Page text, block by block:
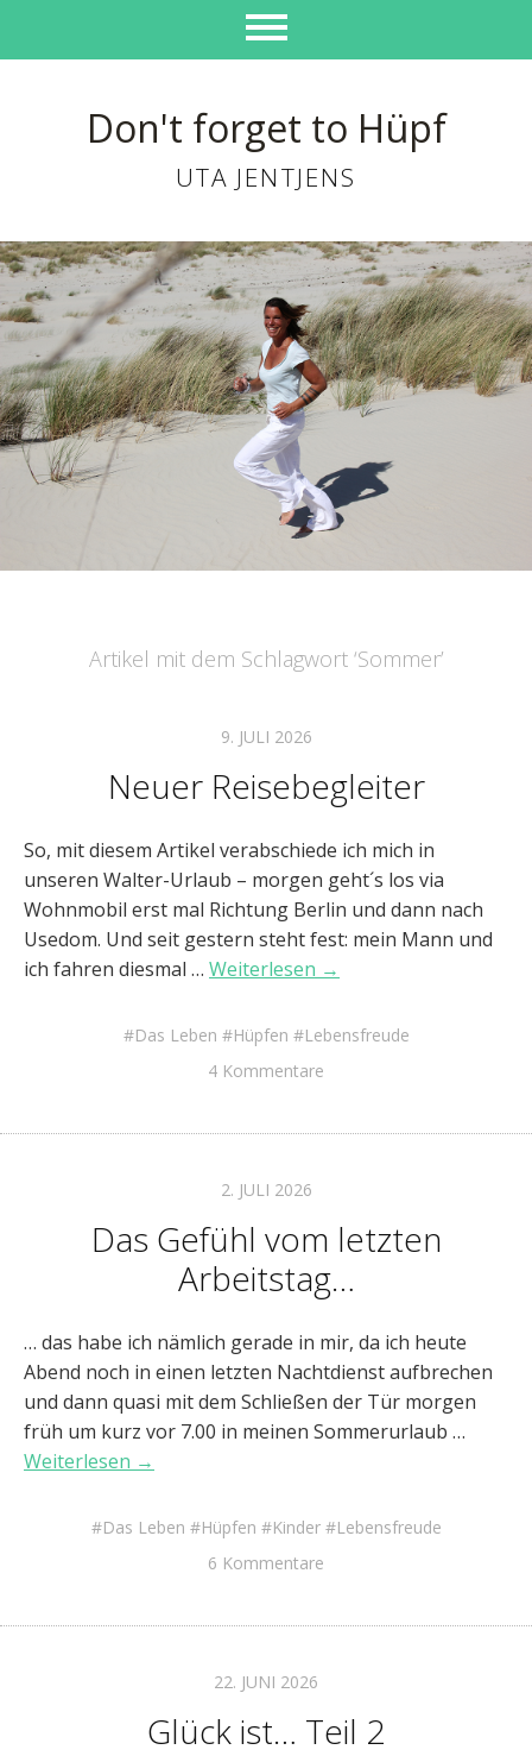
Don't forget to Hüpf
UTA JENTJENS
Artikel mit dem Schlagwort ‘Sommer’
9. JULI 2026
Neuer Reisebegleiter
So, mit diesem Artikel verabschiede ich mich in
unseren Walter-Urlaub – morgen geht´s los via
Wohnmobil erst mal Richtung Berlin und dann nach
Usedom. Und seit gestern steht fest: mein Mann und
ich fahren diesmal … Weiterlesen →
Das Leben Hüpfen
Lebensfreude
4 Kommentare
2. JULI 2026
Das Gefühl vom letzten
Arbeitstag…
… das habe ich nämlich gerade in mir, da ich heute
Abend noch in einen letzten Nachtdienst aufbrechen
und dann quasi mit dem Schließen der Tür morgen
früh um kurz vor 7.00 in meinen Sommerurlaub …
Weiterlesen →
Das Leben Hüpfen Kinder
Lebensfreude
6 Kommentare
22. JUNI 2026
Glück ist… Teil 2